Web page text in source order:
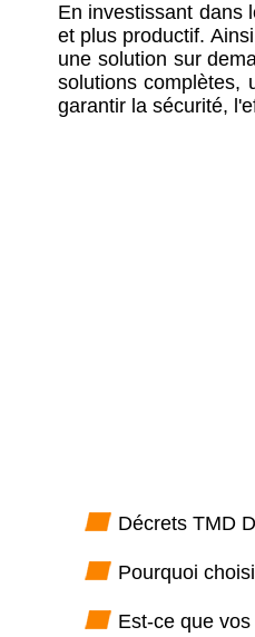
En investissant dans
et plus productif.
une solution sur
solutions complètes,
garantir la sécurité,
Décrets TMD
Pourquoi
Est-ce que